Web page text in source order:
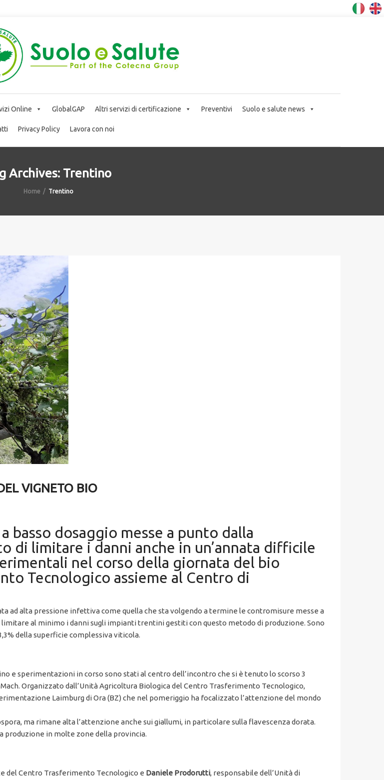
Online GlobalGAP Altri servizi di certificazione Preventivi Suolo e salute news
Privacy Policy Lavora con noi
Archives: Trentino
Home Trentino
VIGNETO BIO
basso dosaggio messe a punto dalla
di limitare i danni anche in un’annata difficile
nel corso della giornata del bio
Tecnologico assieme al Centro di
ad alta pressione infettiva come quella che sta volgendo a termine le contromisure messe a
al minimo i danni sugli impianti trentini gestiti con questo metodo di produzione. Sono
della superficie complessiva viticola.
e sperimentazioni in corso sono stati al centro dell’incontro che si è tenuto lo scorso 3
Organizzato dall’Unità Agricoltura Biologica del Centro Trasferimento Tecnologico,
Laimburg di Ora (BZ) che nel pomeriggio ha focalizzato l’attenzione del mondo
ma rimane alta l’attenzione anche sui giallumi, in particolare sulla flavescenza dorata.
produzione in molte zone della provincia.
del Centro Trasferimento Tecnologico e Daniele Prodorutti, responsabile dell’Unità di